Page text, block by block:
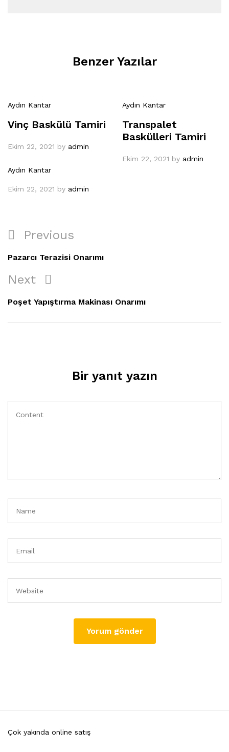
Benzer Yazılar
Aydın Kantar
Vinç Baskülü Tamiri
Ekim 22, 2021 by admin
Aydın Kantar
Transpalet
Baskülleri Tamiri
Ekim 22, 2021 by admin
Aydın Kantar
Ekim 22, 2021 by admin
Yazı
gezinmesi
Previous
Post
Previous
Pazarcı Terazisi Onarımı
Next
Post
Next
Poşet Yapıştırma Makinası Onarımı
Bir yanıt yazın
Çok yakında online satış